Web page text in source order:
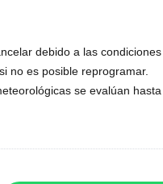
debido a las
no es posible reprogramar.
se evalúan